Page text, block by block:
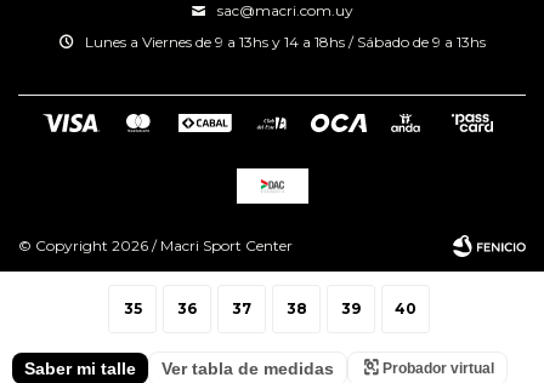
35 36 37 38 39 40
Saber mi talle Ver tabla de medidas Probador virtual
sac@macri.com.uy
Lunes a Viernes de 9 a 13hs y 14 a 18hs / Sábado de 9 a 13hs
© Copyright 2026 / Macri Sport Center